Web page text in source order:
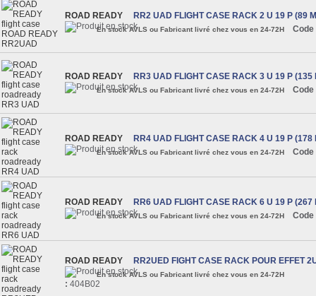
ROAD READY RR2 UAD FLIGHT CASE RACK 2 U 19 P (89
En stock AVLS ou Fabricant livré chez vous en 24-72H Code
ROAD READY RR3 UAD FLIGHT CASE RACK 3 U 19 P (135
En stock AVLS ou Fabricant livré chez vous en 24-72H Code
ROAD READY RR4 UAD FLIGHT CASE RACK 4 U 19 P (178
En stock AVLS ou Fabricant livré chez vous en 24-72H Code
ROAD READY RR6 UAD FLIGHT CASE RACK 6 U 19 P (267
En stock AVLS ou Fabricant livré chez vous en 24-72H Code
ROAD READY RR2UED FIGHT CASE RACK POUR EFFET
En stock AVLS ou Fabricant livré chez vous en 24-72H
: 404B02